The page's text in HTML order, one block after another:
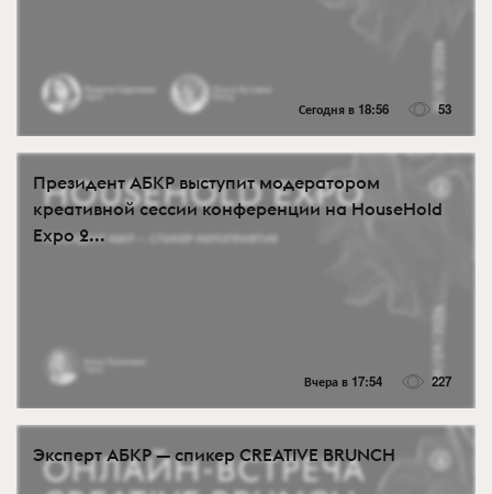
Сегодня в 18:56 53
Президент АБКР выступит модератором
креативной сессии конференции на HouseHold
Expo 2...
Вчера в 17:54 227
Эксперт АБКР — спикер CREATIVE BRUNCH